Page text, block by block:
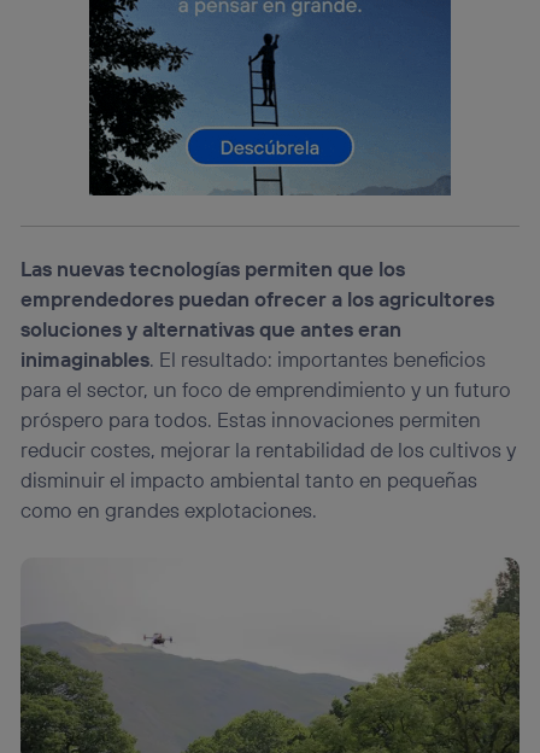
Las nuevas tecnologías permiten que los
emprendedores puedan ofrecer a los agricultores
soluciones y alternativas que antes eran
inimaginables. El resultado: importantes beneficios
para el sector, un foco de emprendimiento y un futuro
próspero para todos. Estas innovaciones permiten
reducir costes, mejorar la rentabilidad de los cultivos y
disminuir el impacto ambiental tanto en pequeñas
como en grandes explotaciones.
(p. ej., número de teléfono móvil).
Este identificador se asigna a la conexión de internet, por
lo que cualquier persona que conecte su dispositivo y
consienta el uso de la tecnología recibirá el mismo
identificador. Típicamente:
Si utilizas unaconexión de banda ancha
el marketing o análisis se realizará en función de las
actividades de navegación de los miembros del hogar
personalizado, ya que se basará únicamente en la
navegación del usuario del móvil.
Puedes gestionar los consentimientos Utiq seleccionando
“Administrar Utiq” en la parte inferior de esta página web o
visitando el portal de privacidad de Utiq
(“consenthub”). Para más información, consulta
la política de privacidad de Utiq.